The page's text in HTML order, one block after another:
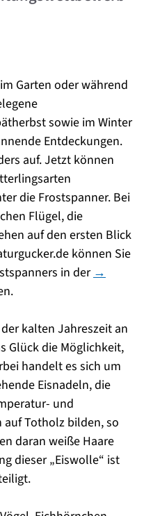
Garten oder während
sowie im Winter
Entdeckungen.
auf. Jetzt können
die Frostspanner. Bei
Flügel, die
auf den ersten Blick
können Sie
in der →
kalten Jahreszeit an
Glück die Möglichkeit,
handelt es sich um
Eisnadeln, die
und
Totholz bilden, so
daran weiße Haare
dieser „Eiswolle“ ist